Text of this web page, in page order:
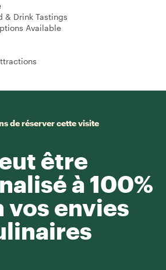
& Drink Tastings
Available
de réserver cette visite
être
à 100%
vos envies